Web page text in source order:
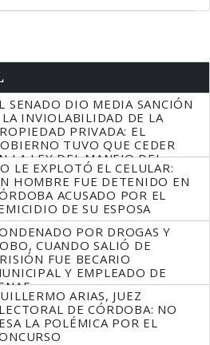
SENADO DIO MEDIA SANCIÓN
LA INVIOLABILIDAD DE LA
PRIVADA: EL
TUVO QUE CEDER
LA LEY DEL MANEJO DEL
LE EXPLOTÓ EL CELULAR:
HOMBRE FUE DETENIDO EN
ACUSADO POR EL
DE SU ESPOSA
POR DROGAS Y
CUANDO SALIÓ DE
FUE BECARIO
Y EMPLEADO DE
ARIAS, JUEZ
DE CÓRDOBA: NO
LA POLÉMICA POR EL